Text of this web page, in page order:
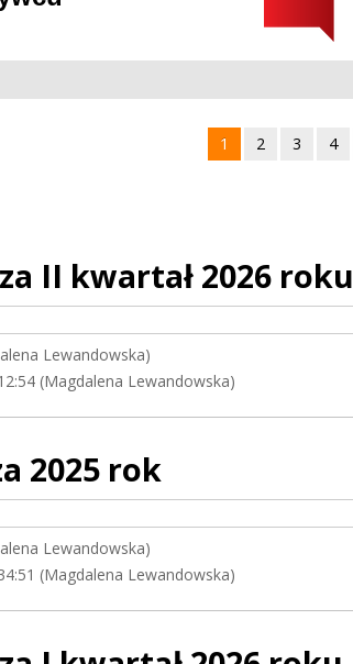
1 2 3 4
II kwartał 2026 roku
Lewandowska)
(Magdalena Lewandowska)
2025 rok
Lewandowska)
(Magdalena Lewandowska)